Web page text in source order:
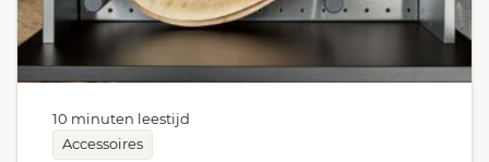
Accessoires
10 minuten leestijd